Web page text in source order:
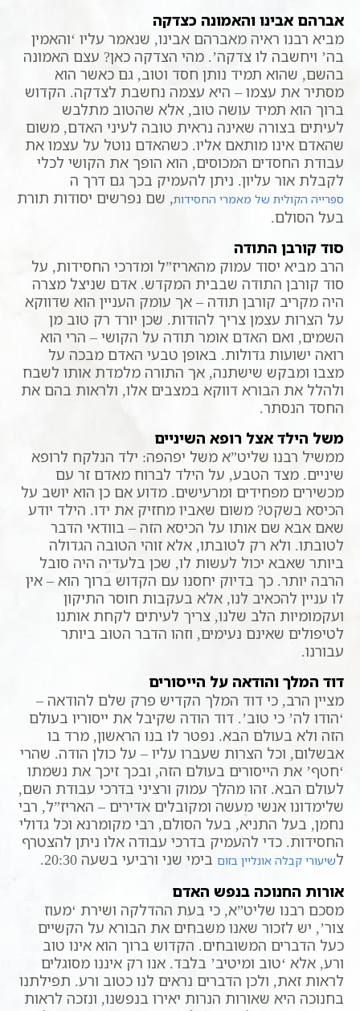
אברהם אבינו והאמונה כצדקה
מביא רבנו ראיה מאברהם אבינו, שנאמר עליו ‘והאמין
בה’ ויחשבה לו צדקה’. מהי הצדקה כאן? עצם האמונה
בהשם, שהוא תמיד נותן חסד וטוב, גם כאשר הוא
מסתיר את עצמו – היא עצמה נחשבת לצדקה. הקדוש
ברוך הוא תמיד עושה טוב, אלא שהטוב מתלבש
לעיתים בצורה שאינה נראית טובה לעיני האדם, משום
שהאדם אינו מותאם אליו. כשהאדם נוטל על עצמו את
עבודת החסדים המכוסים, הוא הופך את הקושי לכלי
לקבלת אור עליון. ניתן להעמיק בכך גם דרך ה
ספרייה הקולית של מאמרי החסידות, שם נפרשים יסודות תורת
בעל הסולם.
סוד קורבן התודה
הרב מביא יסוד עמוק מהאריז”ל ומדרכי החסידות, על
סוד קורבן התודה שבבית המקדש. אדם שניצל מצרה
היה מקריב קורבן תודה – אך עומק העניין הוא שדווקא
על הצרות עצמן צריך להודות. שכן יורד רק טוב מן
השמים, ואם האדם אומר תודה על הקושי – הרי הוא
רואה ישועות גדולות. באופן טבעי האדם מבכה על
מצבו ומבקש שישתנה, אך התורה מלמדת אותו לשבח
ולהלל את הבורא דווקא במצבים אלו, ולראות בהם את
החסד הנסתר.
משל הילד אצל רופא השיניים
ממשיל רבנו שליט”א משל יפהפה: ילד הנלקח לרופא
שיניים. מצד הטבע, על הילד לברוח מאדם זר עם
מכשירים מפחידים ומרעישים. מדוע אם כן הוא יושב על
הכיסא בשקט? משום שאביו מחזיק את ידו. הילד יודע
שאם אבא שם אותו על הכיסא הזה – בוודאי הדבר
לטובתו. ולא רק לטובתו, אלא זוהי הטובה הגדולה
ביותר שאבא יכול לעשות לו, שכן בלעדיה היה סובל
הרבה יותר. כך בדיוק יחסנו עם הקדוש ברוך הוא – אין
לו עניין להכאיב לנו, אלא בעקבות חוסר התיקון
ועקמומיות הלב שלנו, צריך לעיתים לקחת אותנו
לטיפולים שאינם נעימים, וזהו הדבר הטוב ביותר
עבורנו.
דוד המלך והודאה על הייסורים
מציין הרב, כי דוד המלך הקדיש פרק שלם להודאה –
‘הודו לה’ כי טוב’. דוד הודה שקיבל את ייסוריו בעולם
הזה ולא בעולם הבא. נפטר לו בנו הראשון, מרד בו
אבשלום, וכל הצרות שעברו עליו – על כולן הודה. שהרי
‘חטף’ את הייסורים בעולם הזה, ובכך זיכך את נשמתו
לעולם הבא. זהו מהלך עמוק ורציני בדרכי עבודת השם,
שלימדונו אנשי מעשה ומקובלים אדירים – האריז”ל, רבי
נחמן, בעל התניא, בעל הסולם, רבי מקומרנא וכל גדולי
החסידות. כדי להעמיק בדרכי עבודה אלו ניתן להצטרף
לשיעורי קבלה אונליין בזום בימי שני ורביעי בשעה 20:30.
אורות החנוכה בנפש האדם
מסכם רבנו שליט”א, כי בעת ההדלקה ושירת ‘מעוז
צור’, יש לזכור שאנו משבחים את הבורא על הקשיים
כעל הדברים המשובחים. הקדוש ברוך הוא אינו טוב
ורע, אלא ‘טוב ומיטיב’ בלבד. אנו רק איננו מסוגלים
לראות זאת, ולכן הדברים נראים לנו כטוב ורע. תפילתנו
בחנוכה היא שאורות הנרות יאירו בנפשנו, ונזכה לראות